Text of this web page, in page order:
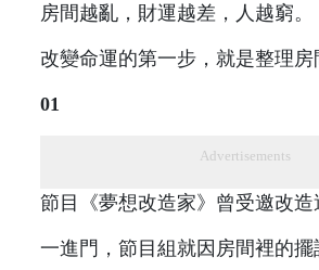
房間越亂，財運越差，人越窮。
改變命運的第一步，就是整理房
01
Advertisements
節目《夢想改造家》曾受邀改造
一進門，節目組就因房間裡的擺